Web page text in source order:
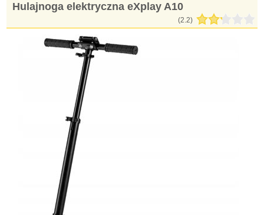
Hulajnoga elektryczna eXplay A10
(2.2)